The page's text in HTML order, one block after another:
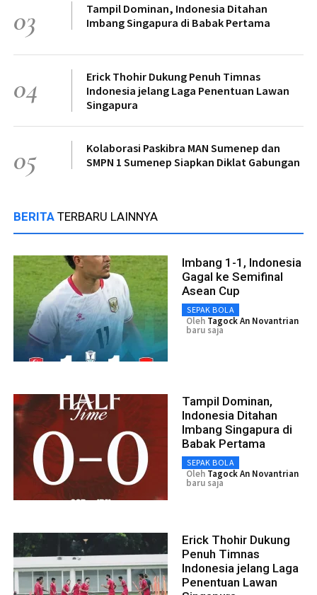
03
Tampil Dominan, Indonesia Ditahan
Imbang Singapura di Babak Pertama
04
Erick Thohir Dukung Penuh Timnas
Indonesia jelang Laga Penentuan Lawan
Singapura
05
Kolaborasi Paskibra MAN Sumenep dan
SMPN 1 Sumenep Siapkan Diklat Gabungan
BERITA TERBARU LAINNYA
Imbang 1-1, Indonesia
Gagal ke Semifinal
Asean Cup
SEPAK BOLA
Oleh Tagock An Novantrian
baru saja
Tampil Dominan,
Indonesia Ditahan
Imbang Singapura di
Babak Pertama
SEPAK BOLA
Oleh Tagock An Novantrian
baru saja
Erick Thohir Dukung
Penuh Timnas
Indonesia jelang Laga
Penentuan Lawan